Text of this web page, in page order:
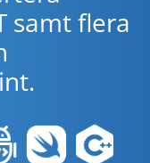
samt flera